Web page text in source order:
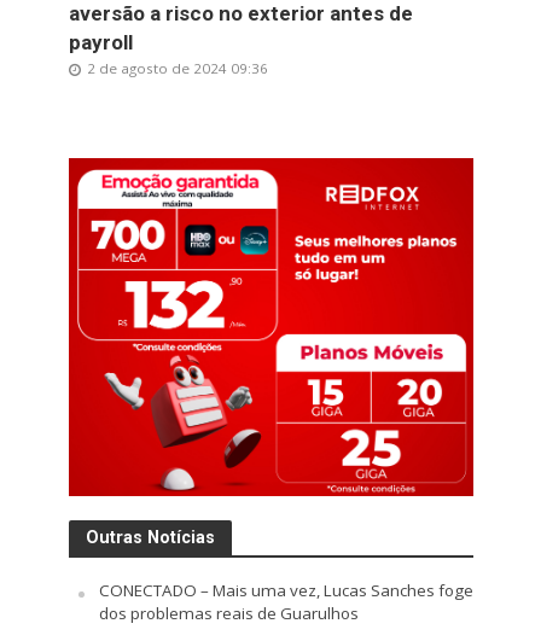
aversão a risco no exterior antes de
payroll
2 de agosto de 2024 09:36
Outras Notícias
CONECTADO – Mais uma vez, Lucas Sanches foge
dos problemas reais de Guarulhos